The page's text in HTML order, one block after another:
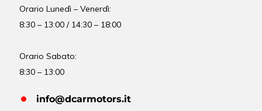
OrarioLunedì – Venerdì:
8:30 – 13:00 / 14:30 – 18:00
Orario Sabato:
8:30 – 13:00
info@dcarmotors.it